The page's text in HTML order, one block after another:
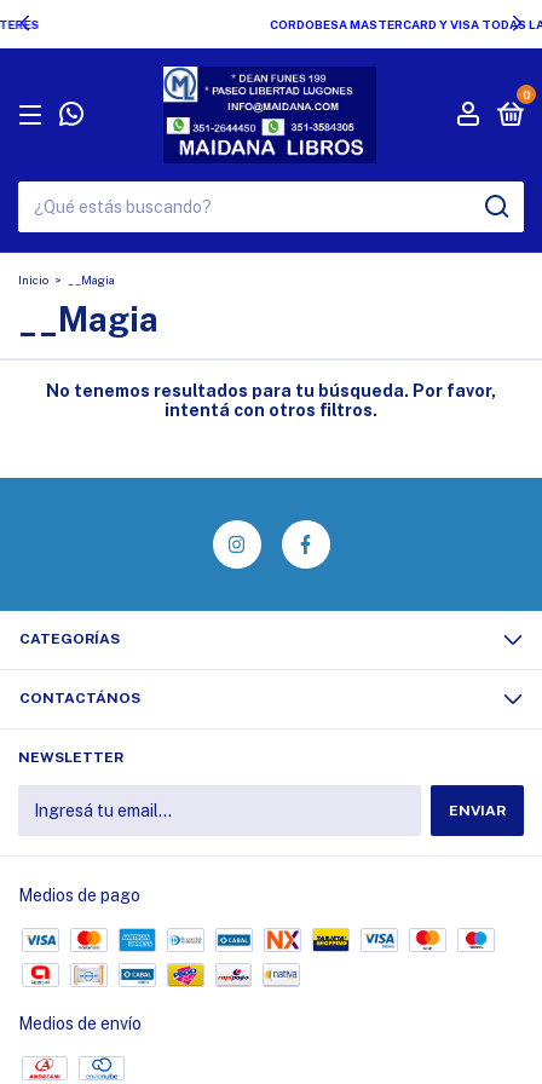
CORDOBESA MASTERCARD Y VISA TODAS LAS OPCIONES !!!
0
Inicio > __Magia
__Magia
No tenemos resultados para tu búsqueda. Por favor,
intentá con otros filtros.
CATEGORÍAS
CONTACTÁNOS
NEWSLETTER
Medios de pago
Medios de envío